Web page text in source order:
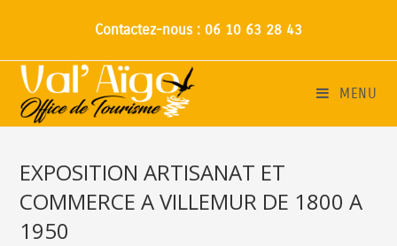
Contactez-nous : 06 10 63 28 43
MENU
EXPOSITION ARTISANAT ET
COMMERCE A VILLEMUR DE 1800 A
1950